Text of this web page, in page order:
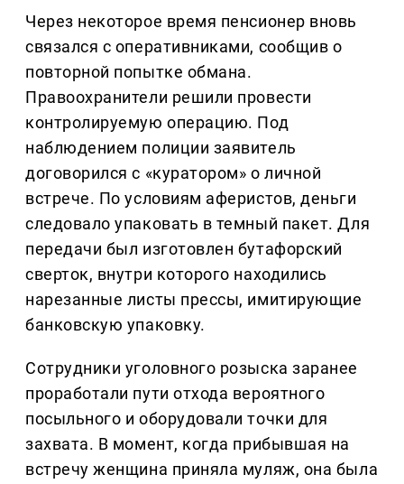
Через некоторое время пенсионер вновь
связался с оперативниками, сообщив о
повторной попытке обмана.
Правоохранители решили провести
контролируемую операцию. Под
наблюдением полиции заявитель
договорился с «куратором» о личной
встрече. По условиям аферистов, деньги
следовало упаковать в темный пакет. Для
передачи был изготовлен бутафорский
сверток, внутри которого находились
нарезанные листы прессы, имитирующие
банковскую упаковку.
Сотрудники уголовного розыска заранее
проработали пути отхода вероятного
посыльного и оборудовали точки для
захвата. В момент, когда прибывшая на
встречу женщина приняла муляж, она была